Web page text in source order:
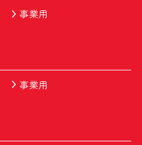
事業用
事業用